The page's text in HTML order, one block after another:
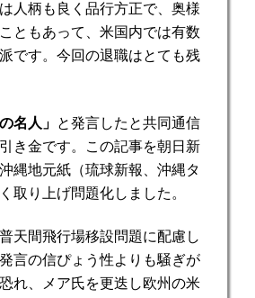
人柄も良く品行方正で、奥様
ともあって、米国内では有数
です。今回の退職はとても残
名人」 と発言したと共同通信
き金です。この記事を朝日新
縄地元紙（琉球新報、沖縄タ
取り上げ問題化しました。
天間飛行場移設問題に配慮し
言の信ぴょう性よりも騒ぎが
れ、メア氏を更迭し欧州の米